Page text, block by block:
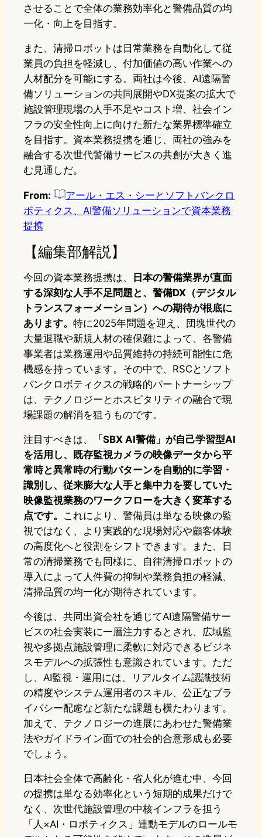
させることで全体の業務効率化と警備品質の均
一化・向上を目指す。
また、清掃ロボットは日常業務を自動化して従
業員の負担を軽減し、付加価値の高い作業への
人材配分を可能にする。両社は今後、AI遠隔警
備ソリューションの共同展開やDX提案の拡大で
施設管理現場の人手不足やコスト増、社会イン
フラの安全性向上に向けた新たな業界標準確立
を目指す。資本業務提携を通じ、両社の強みを
融合する次世代警備サービスの共創が大きく進
む見通しだ。
From:
アール・エス・シーとソフトバンクロ
ボティクス、AI警備ソリューションで資本業務
提携
【編集部解説】
今回の資本業務提携は、
日本の警備業界が直面
する深刻な人手不足問題と、警備DX（デジタル
トランスフォーメーション）への期待が根底に
あります。 特に2025年問題を迎え、団塊世代の
大量退職や新規人材の確保難によって、各警備
事業者は業務運用や品質維持の持続可能性に危
機感を持っています。その中で、RSCとソフト
バンクロボティクスの戦略的パートナーシップ
は、テクノロジーとホスピタリティの融合で現
場課題の解消を狙うものです。
注目すべきは、
「SBX AI警備」が自己学習型AI
を活用し、既存監視カメラの映像データから平
常時と異常時の行動パターンを自動的に学習・
識別し、従来膨大な人手と集中力を要していた
映像監視業務のワークフローを大きく変革する
点です。 これにより、警備員は単なる映像の監
視ではなく、より実践的な現場対応や顧客体験
の高度化へと役割をシフトできます。また、日
常の清掃業務でも同様に、自律清掃ロボットの
導入によって人件費の抑制や業務負担の軽減、
清掃品質の均一化が期待されています。
今後は、共同出資会社を通じてAI遠隔警備サー
ビスの社会実装に一層注力するとされ、広域監
視や多拠点施設管理に柔軟に対応できるビジネ
スモデルへの拡張性も意識されています。ただ
し、AI監視・運用には、リアルタイム認識技術
の精度やシステム運用者のスキル、公正なプラ
イバシー配慮など新たな課題も横たわります。
加えて、テクノロジーの進展にあわせた警備業
法やガイドライン面での社会的合意形成も必要
でしょう。
日本社会全体で高齢化・省人化が進む中、今回
の提携は単なる効率化という短期的成果だけで
なく、次世代施設管理の中核インフラを担う
「人×AI・ロボティクス」連動モデルのロールモ